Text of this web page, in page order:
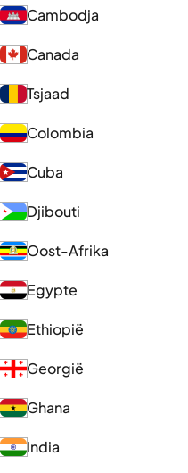
Cambodja
Canada
Tsjaad
Colombia
Cuba
Djibouti
Oost-Afrika
Egypte
Ethiopië
Georgië
Ghana
India